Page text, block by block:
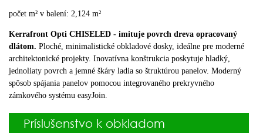
počet m² v balení: 2,124 m²
Kerrafront Opti CHISELED - imituje povrch dreva opracovaný
dlátom. Ploché, minimalistické obkladové dosky, ideálne pre moderné
architektonické projekty. Inovatívna konštrukcia poskytuje hladký,
jednoliaty povrch a jemné škáry ladia so štruktúrou panelov. Moderný
spôsob spájania panelov pomocou integrovaného prekryvného
zámkového systému easyJoin.
Príslušenstvo k obkladom